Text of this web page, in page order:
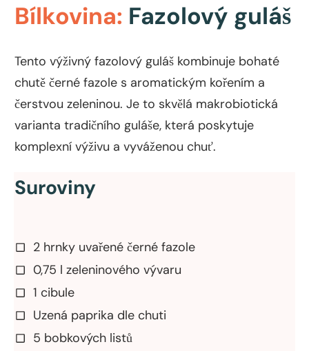
Bílkovina: Fazolový guláš
Tento výživný fazolový guláš kombinuje bohaté
chutě černé fazole s aromatickým kořením a
čerstvou zeleninou. Je to skvělá makrobiotická
varianta tradičního guláše, která poskytuje
komplexní výživu a vyváženou chuť.
Suroviny
2 hrnky uvařené černé fazole
0,75 l zeleninového vývaru
1 cibule
Uzená paprika dle chuti
5 bobkových listů